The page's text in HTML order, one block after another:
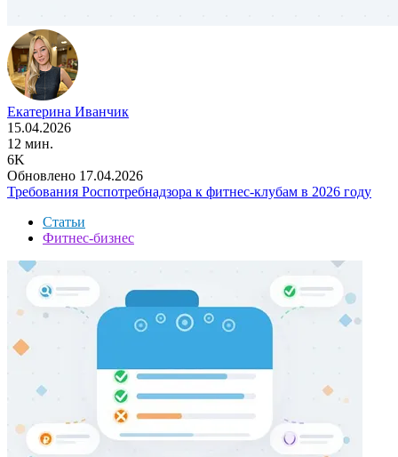
Екатерина Иванчик
15.04.2026
12 мин.
6K
Обновлено 17.04.2026
Требования Роспотребнадзора к фитнес-клубам в 2026 году
Статьи
Фитнес-бизнес